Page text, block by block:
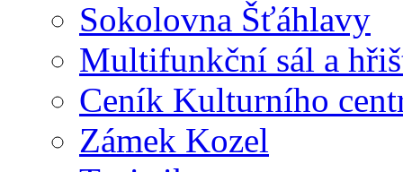
Sokolovna Šťáhlavy
Multifunkční sál a
Ceník Kulturního
Zámek Kozel